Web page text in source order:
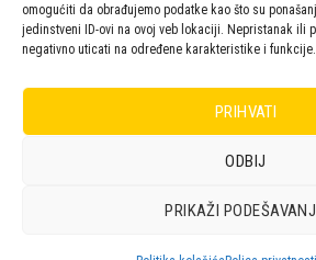
omogućiti da obrađujemo podatke kao što su
jedinstveni ID-ovi na ovoj veb lokaciji. Nepristanak ili
negativno uticati na određene karakteristike i funkcije.
PRIHVATI
ODBIJ
PRIKAŽI
Salon rasvete Malpeza
KUPOVINA NARUDŽBE
ODRICANJE OD
Copyright 2026 © Malpeza